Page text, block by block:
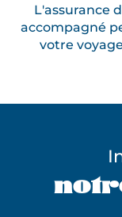
L'assurance
accompagné
votre